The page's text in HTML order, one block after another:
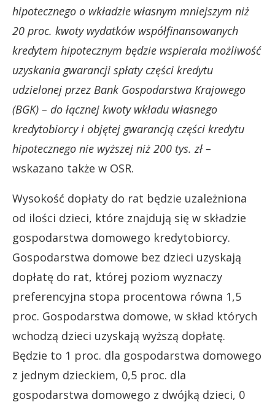
hipotecznego o wkładzie własnym mniejszym niż
20 proc. kwoty wydatków współfinansowanych
kredytem hipotecznym będzie wspierała możliwość
uzyskania gwarancji spłaty części kredytu
udzielonej przez Bank Gospodarstwa Krajowego
(BGK) – do łącznej kwoty wkładu własnego
kredytobiorcy i objętej gwarancją części kredytu
hipotecznego nie wyższej niż 200 tys. zł –
wskazano także w OSR.
Wysokość dopłaty do rat będzie uzależniona
od ilości dzieci, które znajdują się w składzie
gospodarstwa domowego kredytobiorcy.
Gospodarstwa domowe bez dzieci uzyskają
dopłatę do rat, której poziom wyznaczy
preferencyjna stopa procentowa równa 1,5
proc. Gospodarstwa domowe, w skład których
wchodzą dzieci uzyskają wyższą dopłatę.
Będzie to 1 proc. dla gospodarstwa domowego
z jednym dzieckiem, 0,5 proc. dla
gospodarstwa domowego z dwójką dzieci, 0